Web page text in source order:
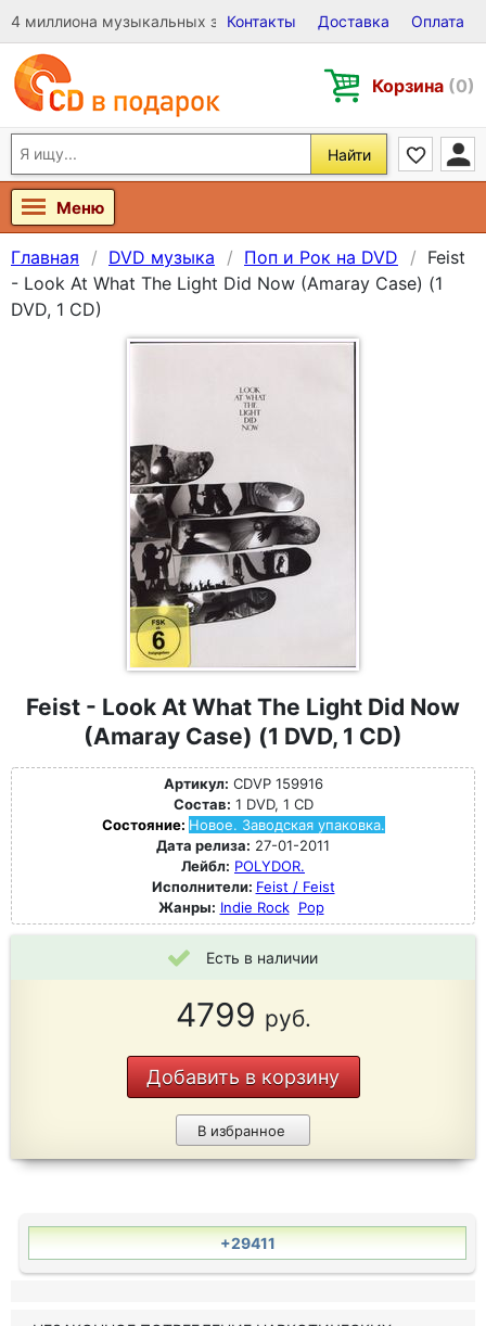
4 миллиона музыкальных записей на Виниле, CD и DVD
Контакты Доставка Оплата
Корзина (0)
Найти
Меню
Главная DVD музыка Поп и Рок на DVD
Feist
- Look At What The Light Did Now (Amaray Case) (1
DVD, 1 CD)
Feist - Look At What The Light Did Now
(Amaray Case) (1 DVD, 1 CD)
Артикул: CDVP 159916
Состав: 1 DVD, 1 CD
Состояние: Новое. Заводская упаковка.
Дата релиза: 27-01-2011
Лейбл: POLYDOR.
Исполнители: Feist / Feist
Жанры: Indie Rock Pop
Есть в наличии
4799 руб.
Добавить в корзину
В избранное
+29411